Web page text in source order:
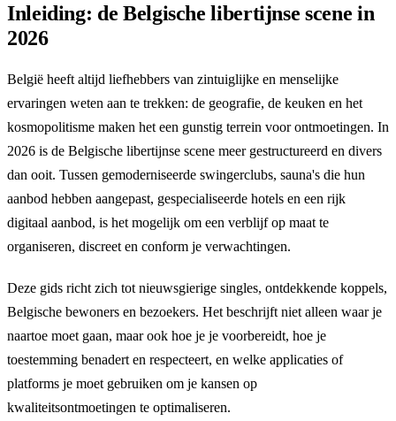
Inleiding: de Belgische libertijnse scene in
2026
België heeft altijd liefhebbers van zintuiglijke en menselijke
ervaringen weten aan te trekken: de geografie, de keuken en het
kosmopolitisme maken het een gunstig terrein voor ontmoetingen. In
2026 is de Belgische libertijnse scene meer gestructureerd en divers
dan ooit. Tussen gemoderniseerde swingerclubs, sauna's die hun
aanbod hebben aangepast, gespecialiseerde hotels en een rijk
digitaal aanbod, is het mogelijk om een verblijf op maat te
organiseren, discreet en conform je verwachtingen.
Deze gids richt zich tot nieuwsgierige singles, ontdekkende koppels,
Belgische bewoners en bezoekers. Het beschrijft niet alleen waar je
naartoe moet gaan, maar ook hoe je je voorbereidt, hoe je
toestemming benadert en respecteert, en welke applicaties of
platforms je moet gebruiken om je kansen op
kwaliteitsontmoetingen te optimaliseren.